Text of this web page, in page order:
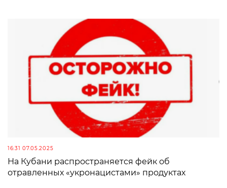
16:31 07.05.2025
На Кубани распространяется фейк об
отравленных «укронацистами» продуктах